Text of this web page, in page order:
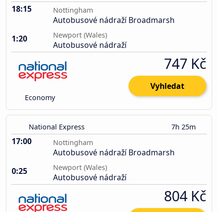
18:15 Nottingham
Autobusové nádraží Broadmarsh
1:20
Newport (Wales)
Autobusové nádraží
Economy
747 Kč
Vyhledat
National Express 7h 25m
17:00 Nottingham
Autobusové nádraží Broadmarsh
0:25
Newport (Wales)
Autobusové nádraží
804 Kč